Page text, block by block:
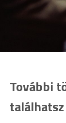
További